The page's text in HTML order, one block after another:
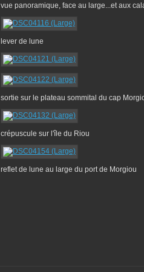
vue panoramique, face au large...et aux
lever de lune
sortie sur le plateau sommital du cap
crépuscule sur l'île du Riou
reflet de lune au large du port de Morgiou